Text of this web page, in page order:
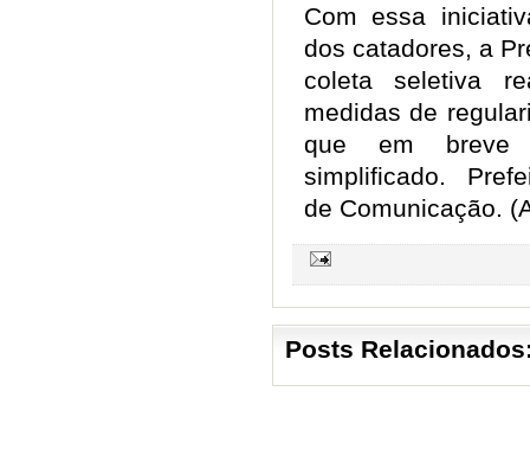
Com essa
dos catadores, a
coleta seletiva
medidas de
que em breve
simplificado.
de Comunicação.
Posts